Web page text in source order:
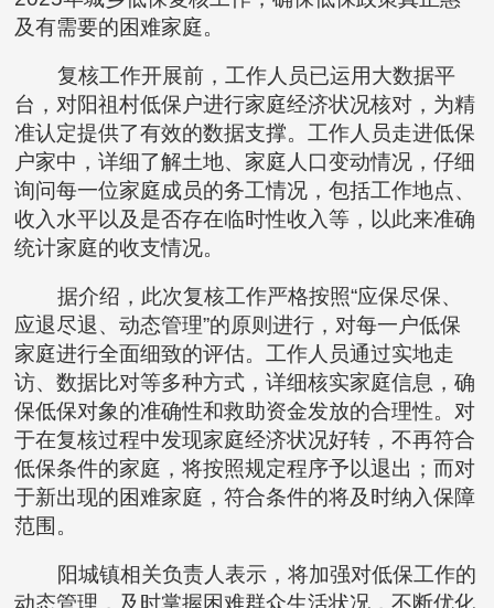
及有需要的困难家庭。
复核工作开展前，工作人员已运用大数据平
台，对阳祖村低保户进行家庭经济状况核对，为精
准认定提供了有效的数据支撑。工作人员走进低保
户家中，详细了解土地、家庭人口变动情况，仔细
询问每一位家庭成员的务工情况，包括工作地点、
收入水平以及是否存在临时性收入等，以此来准确
统计家庭的收支情况。
据介绍，此次复核工作严格按照“应保尽保、
应退尽退、动态管理”的原则进行，对每一户低保
家庭进行全面细致的评估。工作人员通过实地走
访、数据比对等多种方式，详细核实家庭信息，确
保低保对象的准确性和救助资金发放的合理性。对
于在复核过程中发现家庭经济状况好转，不再符合
低保条件的家庭，将按照规定程序予以退出；而对
于新出现的困难家庭，符合条件的将及时纳入保障
范围。
阳城镇相关负责人表示，将加强对低保工作的
动态管理，及时掌握困难群众生活状况，不断优化